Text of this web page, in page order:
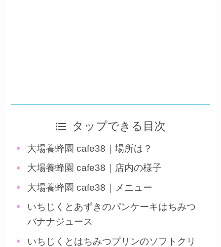
タップできる目次
大場養蜂園 cafe38｜場所は？
大場養蜂園 cafe38｜店内の様子
大場養蜂園 cafe38｜メニュー
いちじくとあずきのパンケーキはちみつ
バナナジュース
いちじくとはちみつプリンのソフトクリ